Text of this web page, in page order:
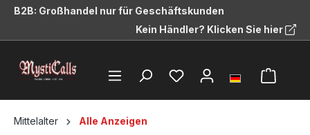
springen
B2B: Großhandel nur für Geschäftskunden
Kein Händler? Klicken Sie hier
Mittelalter Alle Anzeigen